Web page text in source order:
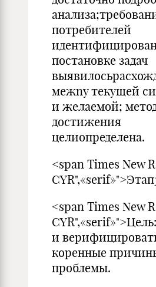
потребителей
постановке задач
межny текущей
и желаемой;
дости­жения
целиопределена.
<span Times New
<span Times New
и
коренные
проблемы.